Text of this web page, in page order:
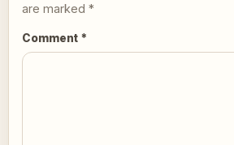
are marked *
Comment *